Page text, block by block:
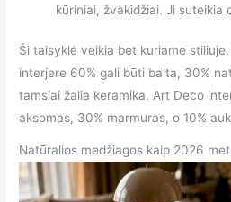
kūriniai, žvakidžiai. Ji suteikia
Ši taisyklė veikia bet kuriame
interjere 60% gali būti balta, 30%
tamsiai žalia keramika. Art Deco
aksomas, 30% marmuras, o 10%
Natūralios medžiagos kaip 2026